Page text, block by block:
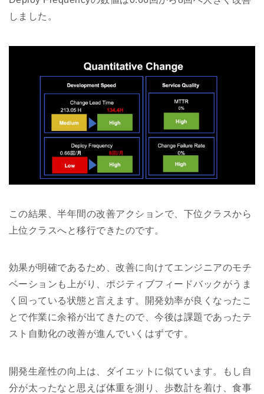
しました。
この結果、半年間の改善アクションで、下位クラスから
上位クラスへと移行できたのです。
効果が明確であるため、改善に向けてエンジニアのモチ
ベーションも上がり、ポジティブフィードバックがうま
く回っている状態と言えます。開発効率が良くなったこ
とで作業に余裕が出てきたので、今後は課題であったテ
スト自動化の改善が進んでいくはずです。
開発生産性の向上は、ダイエットに似ています。もし自
分が太ったなと思えば体重を測り、歩数計を着け、食事